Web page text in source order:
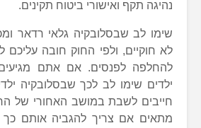
נהיגה תקף ואישורי ביטוח תקינים.
שימו לב שבסלובקיה גלאי רדאר
לא חוקיים, ולפי החוק חובה עליכם
להחלפה לפנסים. אם אתם
חייבים לשבת במושב האחורי של
מתאים אם צריך להגביה אותם כך